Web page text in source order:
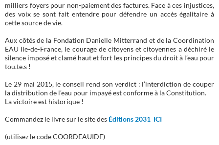
milliers foyers pour non-paiement des factures. Face à ces injustices,
des voix se sont fait entendre pour défendre un accès égalitaire à
cette source de vie.
Aux côtés de la Fondation Danielle Mitterrand et de la Coordination
EAU Ile-de-France, le courage de citoyens et citoyennes a déchiré le
silence imposé et clamé haut et fort les principes du droit à l’eau pour
tou.te.s !
Le 29 mai 2015, le conseil rend son verdict : l’interdiction de couper
la distribution de l’eau pour impayé est conforme à la Constitution.
La victoire est historique !
Commandez le livre sur le site des Éditions 2031 ICI
(utilisez le code COORDEAUIDF)